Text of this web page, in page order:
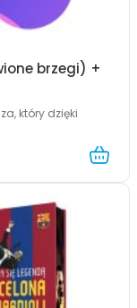
brzegi) +
który dzięki